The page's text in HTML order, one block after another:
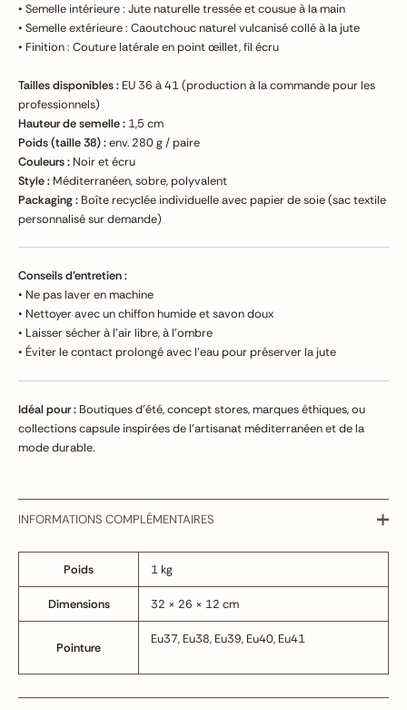
• Semelle intérieure : Jute naturelle tressée et cousue à la main
• Semelle extérieure : Caoutchouc naturel vulcanisé collé à la jute
• Finition : Couture latérale en point œillet, fil écru
Tailles disponibles : EU 36 à 41 (production à la commande pour les
professionnels)
Hauteur de semelle : 1,5 cm
Poids (taille 38) :env. 280 g / paire
Couleurs : Noir et écru
Style : Méditerranéen, sobre, polyvalent
Packaging : Boîte recyclée individuelle avec papier de soie (sac textile
personnalisé sur demande)
Conseils d’entretien :
• Ne pas laver en machine
• Nettoyer avec un chiffon humide et savon doux
• Laisser sécher à l’air libre, à l’ombre
• Éviter le contact prolongé avec l’eau pour préserver la jute
Idéal pour : Boutiques d’été, concept stores, marques éthiques, ou
collections capsule inspirées de l’artisanat méditerranéen et de la
mode durable.
INFORMATIONS COMPLÉMENTAIRES
Poids 1 kg
Dimensions 32 × 26 × 12 cm
Pointure
Eu37, Eu38, Eu39, Eu40, Eu41